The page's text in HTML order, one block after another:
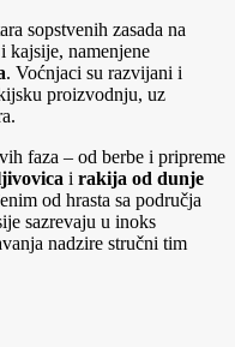
sopstvenih zasada na
kajsije, namenjene
. Voćnjaci su razvijani i
proizvodnju, uz
faza – od berbe i pripreme
i rakija od dunje
od hrasta sa područja
sazrevaju u inoks
nadzire stručni tim